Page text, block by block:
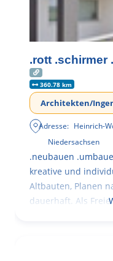
.rott .schirmer
360.78 km
Architekten/
Adresse: Heinrich-
Niedersachsen
.neubauen
kreative und
Altbauten, Planen
dauerhaft. Als Freie